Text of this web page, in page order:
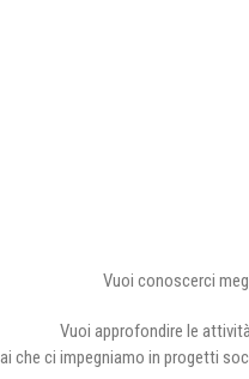
Vuoi conoscerci
Vuoi approfondire le
che ci impegniamo in progetti